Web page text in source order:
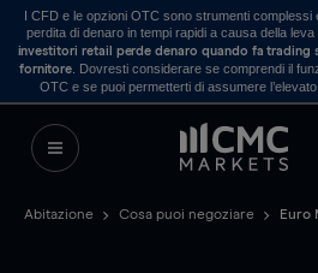
I CFD e le opzioni OTC sono strumenti
perdita di denaro in tempi rapidi a causa della
investitori retail perde denaro quando fa trading
fornitore . Dovresti considerare se comprendi il
OTC e se puoi permetterti di assumere
Abitazione Cosa puoi negoziare Euro